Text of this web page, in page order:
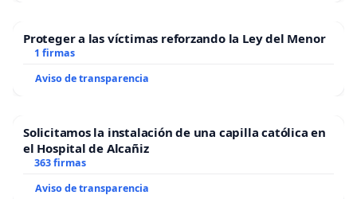
Proteger a las víctimas reforzando la Ley del Menor
1 firmas
Aviso de transparencia
Solicitamos la instalación de una capilla católica en
el Hospital de Alcañiz
363 firmas
Aviso de transparencia